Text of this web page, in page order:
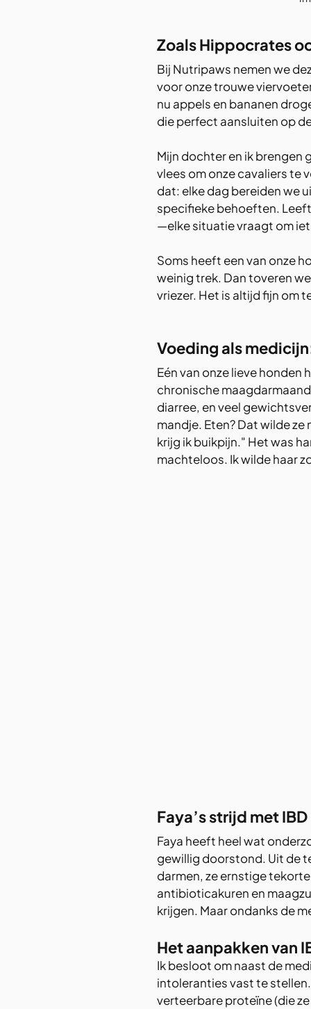
Zoals Hippocrates
Bij Nutripaws nemen we
voor onze trouwe
nu appels en bananen
die perfect aansluiten op
Mijn dochter en ik brengen
vlees om onze cavaliers te
dat: elke dag bereiden we
specifieke behoeften.
—elke situatie vraagt om
Soms heeft een van onze
weinig trek. Dan toveren
vriezer. Het is altijd fijn om
Voeding als
Eén van onze lieve
chronische
diarree, en veel
mandje. Eten? Dat wilde
krijg ik buikpijn." Het was
machteloos. Ik wilde haar
Faya’s strijd met IBD
Faya heeft heel wat
gewillig doorstond. Uit de
darmen, ze ernstige
antibioticakuren en
krijgen. Maar ondanks de
Het aanpakken van
Ik besloot om naast de
intoleranties vast te
verteerbare proteïne (die